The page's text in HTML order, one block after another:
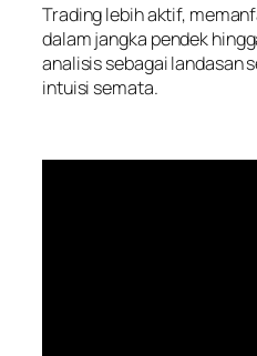
Trading lebih aktif,
dalam jangka pendek
analisis sebagai landasan
intuisi semata.